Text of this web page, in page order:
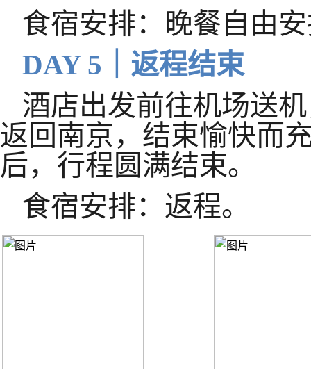
食宿安排：晚餐自由
DAY 5｜返程结束
酒店出发前往机场送
返回南京，结束愉快而
后，行程圆满结束。
食宿安排：返程。